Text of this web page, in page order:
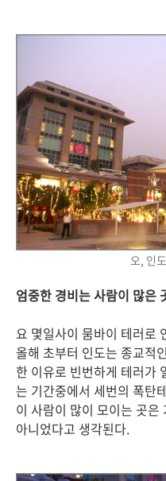
오, 인
엄중한 경비는 사람이 많은
요 몇일사이 뭄바이 테러로
올해 초부터 인도는 종교적
한 이유로 빈번하게 테러가
는 기간중에서 세번의 폭탄
이 사람이 많이 모이는 곳은
아니었다고 생각된다.